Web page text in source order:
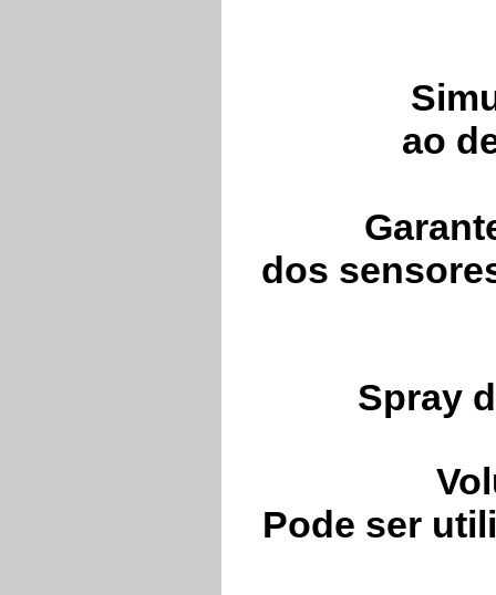
ao
dos
Spray
Pode ser